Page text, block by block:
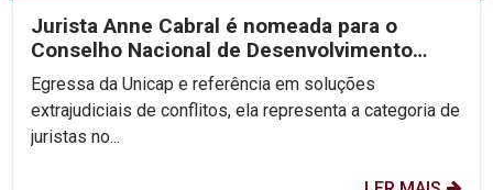
Jurista Anne Cabral é nomeada para o
Conselho Nacional de Desenvolvimento
Social Sustentável
Egressa da Unicap e referência em soluções
extrajudiciais de conflitos, ela representa a categoria de
juristas no...